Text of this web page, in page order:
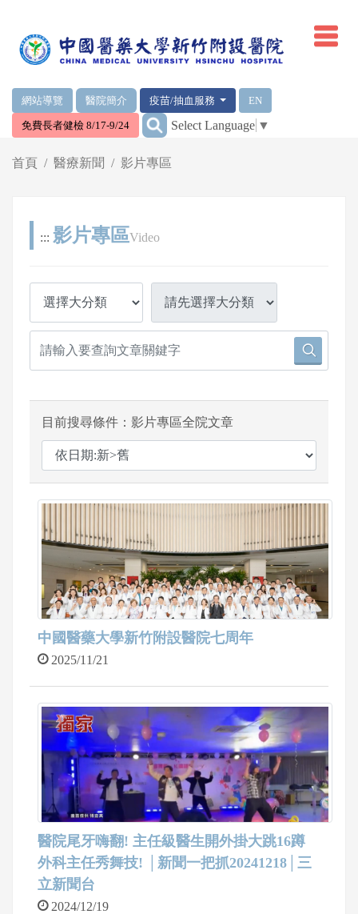
網站導覽 醫院簡介 疫苗/抽血服務 EN
免費長者健檢 8/17-9/24 ::: Select Language ▼
首頁 醫療新聞 影片專區
::: 影片專區Video
目前搜尋條件：影片專區全院文章
中國醫藥大學新竹附設醫院七周年
2025/11/21
醫院尾牙嗨翻! 主任級醫生開外掛大跳16蹲
外科主任秀舞技! │新聞一把抓20241218│三
立新聞台
2024/12/19